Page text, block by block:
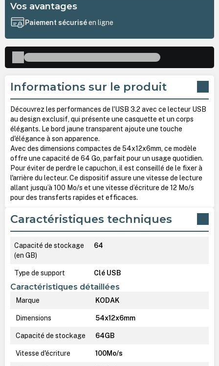
Vos avantages
Paiement sécuriséen ligne
Informations sur le produit
Découvrez les performances de l'USB 3.2 avec ce lecteur USB
au design exclusif, qui présente une casquette et un corps
élégants. Le bord jaune transparent ajoute une touche
d'élégance à son apparence.
Avec des dimensions compactes de 54x12x6mm, ce modèle
offre une capacité de 64 Go, parfait pour un usage quotidien.
Pour éviter de perdre le capuchon, il est conseillé de le fixer à
l'arrière du lecteur. Ce dispositif assure une vitesse de lecture
allant jusqu’à 100 Mo/s et une vitesse d’écriture de 12 Mo/s
pour des transferts rapides et efficaces.
Caractéristiques techniques
Capacité de stockage
(en GB)
64
Type de support Clé USB
Caractéristiques détaillées
Marque KODAK
Dimensions 54x12x6mm
Capacité de stockage 64GB
Vitesse d'écriture 100Mo/s